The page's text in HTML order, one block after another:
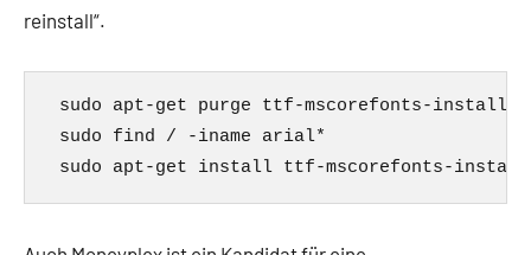
reinstall“.
sudo apt-get purge ttf-mscorefonts-installer
sudo find / -iname arial*